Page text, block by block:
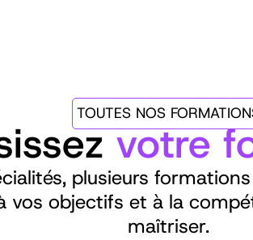
TOUTES NOS
votre
plusieurs
vos objectifs et à la
maîtriser.